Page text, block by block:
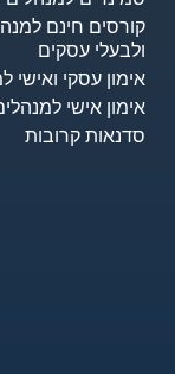
קורסים חינם
ולבעלי עסקים
אימון עסקי ואישי
אימון אישי
סדנאות קרובות